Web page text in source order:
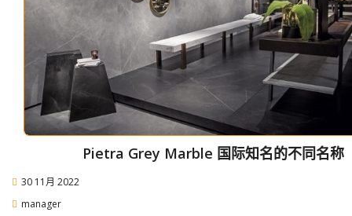
Pietra Grey Marble 国际知名的不同名称
30 11月 2022
manager